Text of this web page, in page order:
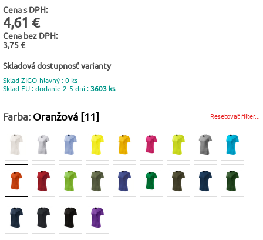
Cena s DPH:
4,61 €
Cena bez DPH:
3,75 €
Skladová dostupnosť varianty
Sklad ZIGO-hlavný : 0 ks
Sklad EU : dodanie 2-5 dní :3603 ks
Resetovať filter...
Farba: Oranžová [11]